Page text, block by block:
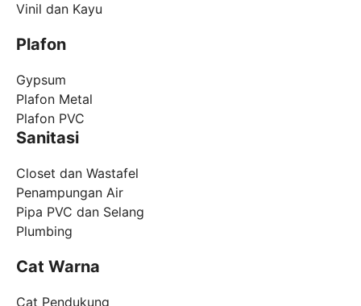
Vinil dan Kayu
Plafon
Gypsum
Plafon Metal
Plafon PVC
Sanitasi
Closet dan Wastafel
Penampungan Air
Pipa PVC dan Selang
Plumbing
Cat Warna
Cat Pendukung